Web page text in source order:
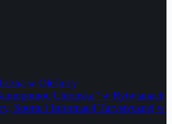
w Oleśnicy
Chłopska” w Rytwianach
Sportu i Informacji Turystycznej w